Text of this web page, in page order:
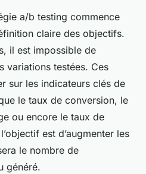
a/b testing commence
claire des objectifs.
il est impossible de
variations testées. Ces
sur les indicateurs clés de
le taux de conversion, le
ou encore le taux de
est d’augmenter les
le nombre de
généré.